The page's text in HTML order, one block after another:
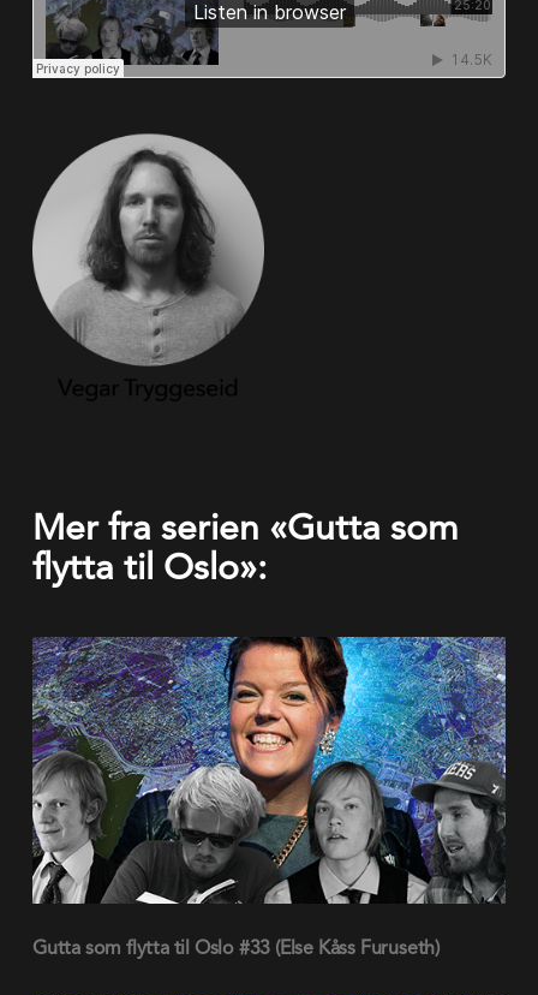
Mer fra serien «Gutta som
flytta til Oslo»: